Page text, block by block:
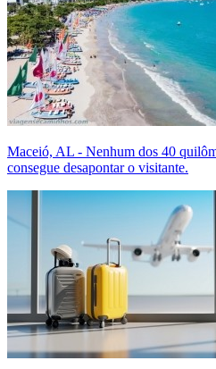
Maceió, AL - Nenhum dos 40
consegue desapontar o visitante.